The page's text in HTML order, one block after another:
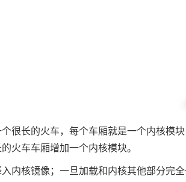
很长的火车，每个车厢就是一个内核模
火车车厢增加一个内核模块。
内核镜像；一旦加载和内核其他部分完全